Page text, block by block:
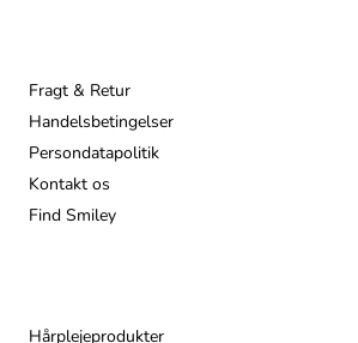
Fragt & Retur
Handelsbetingelser
Persondatapolitik
Kontakt os
Find Smiley
Hårplejeprodukter